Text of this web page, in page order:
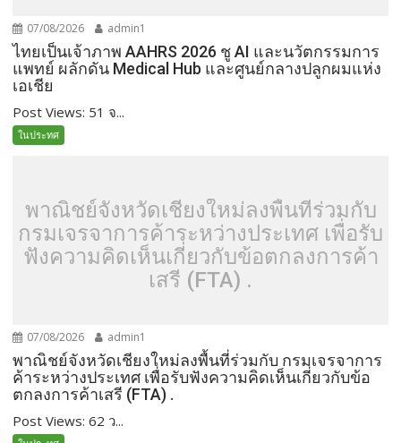
07/08/2026 admin1
ไทยเป็นเจ้าภาพ AAHRS 2026 ชู AI และนวัตกรรมการ
แพทย์ ผลักดัน Medical Hub และศูนย์กลางปลูกผมแห่ง
เอเชีย
Post Views: 51 จ...
ในประทศ
พาณิชย์จังหวัดเชียงใหม่ลงพื้นที่ร่วมกับ
กรมเจรจาการค้าระหว่างประเทศ เพื่อรับ
ฟังความคิดเห็นเกี่ยวกับข้อตกลงการค้า
เสรี (FTA) .
07/08/2026 admin1
พาณิชย์จังหวัดเชียงใหม่ลงพื้นที่ร่วมกับ กรมเจรจาการ
ค้าระหว่างประเทศ เพื่อรับฟังความคิดเห็นเกี่ยวกับข้อ
ตกลงการค้าเสรี (FTA) .
Post Views: 62 ว...